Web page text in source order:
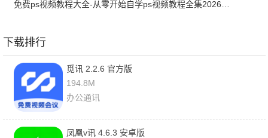
下载排行
觅讯 2.2.6 官方版
194.8M
办公通讯
凤凰v讯 4.6.3 安卓版